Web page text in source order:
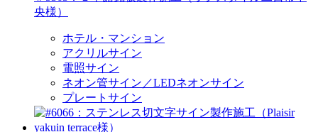
央様）
ホテル・マンション
アクリルサイン
電照サイン
ネオン管サイン／LEDネオンサイン
プレートサイン